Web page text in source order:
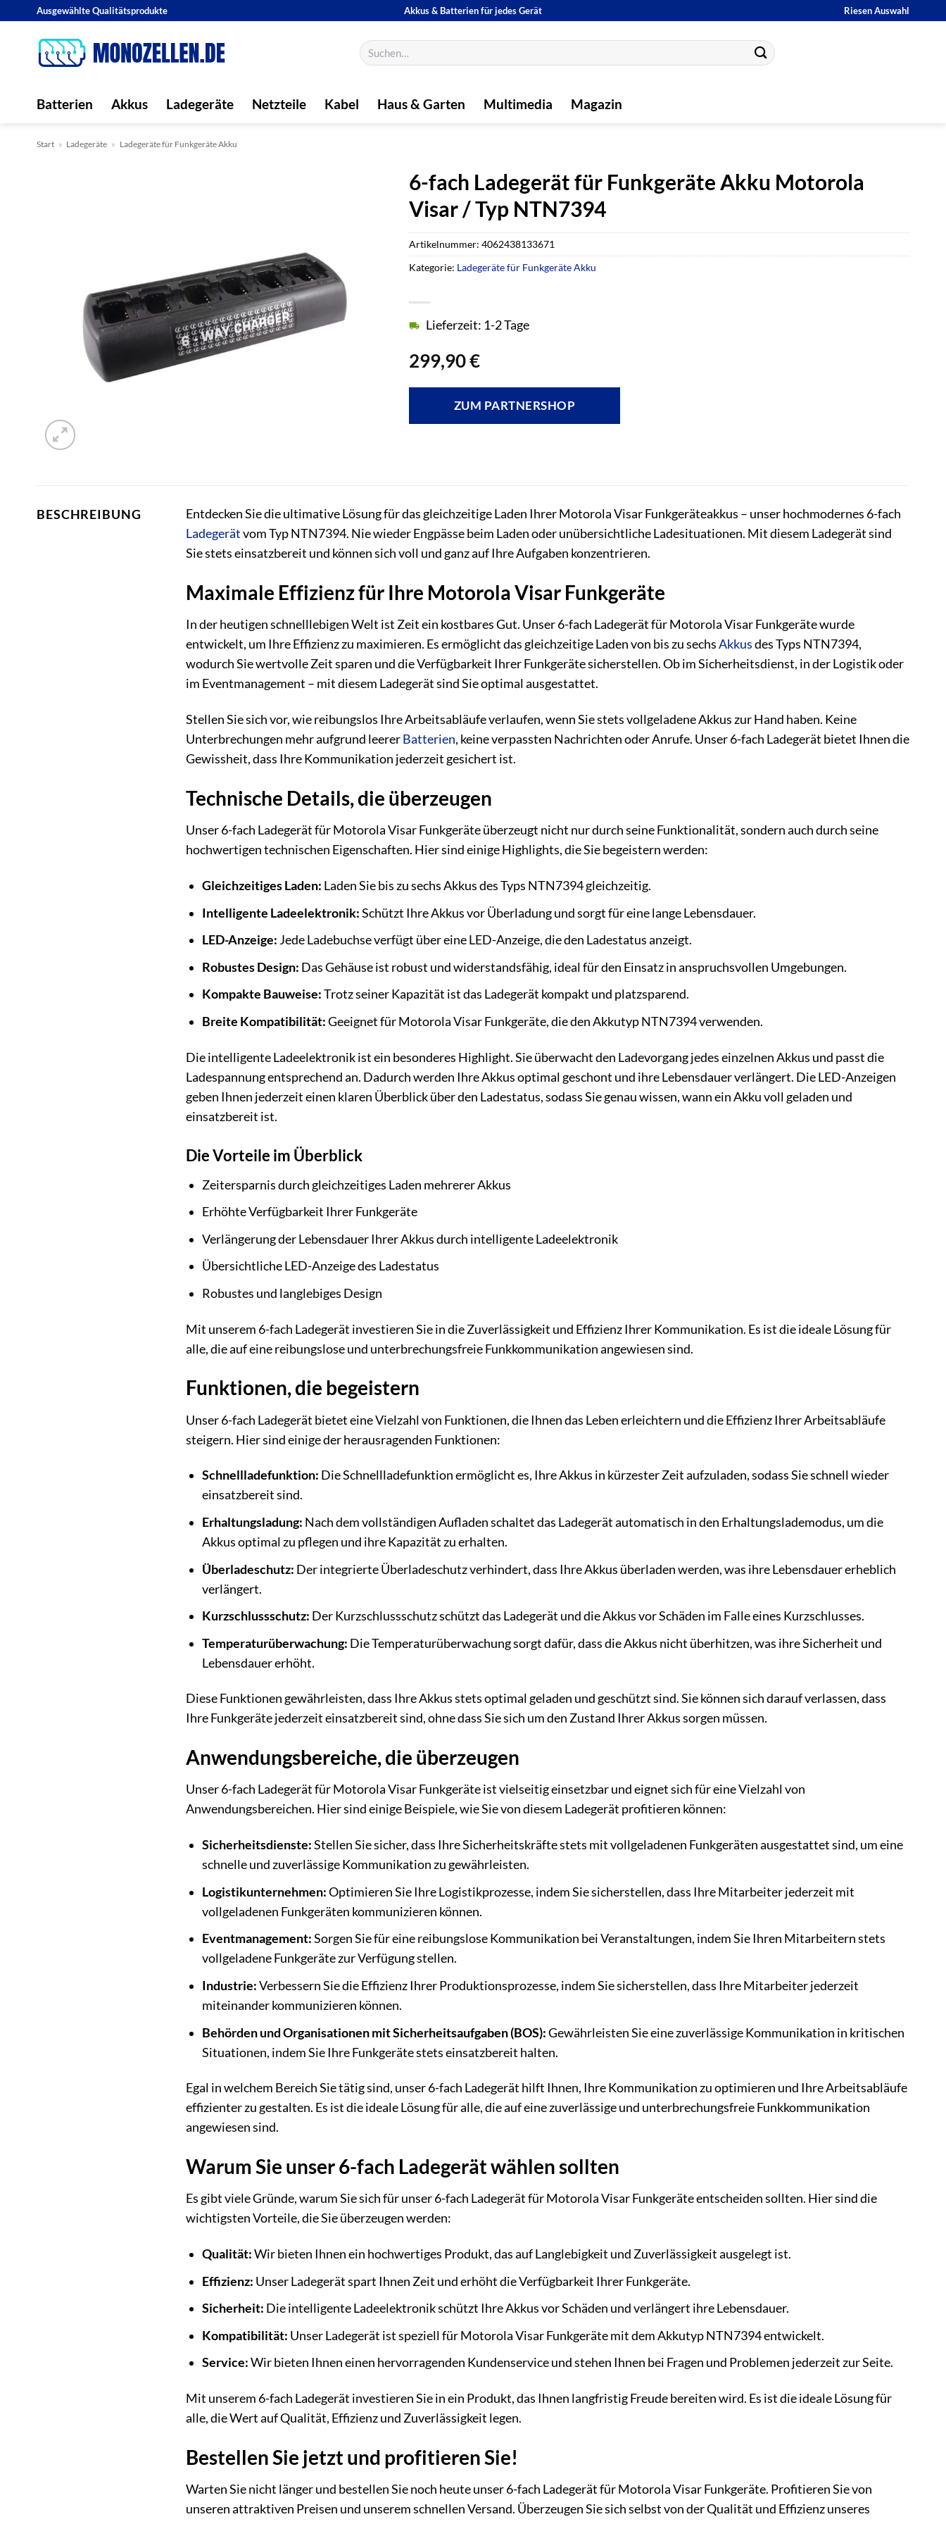
springen
Ausgewählte Qualitätsprodukte Akkus & Batterien für jedes Gerät Riesen Auswahl
Suchen
nach:
Batterien Akkus Ladegeräte Netzteile Kabel Haus & Garten Multimedia Magazin
Start » Ladegeräte » Ladegeräte für Funkgeräte Akku
6-fach Ladegerät für Funkgeräte Akku Motorola
Visar / Typ NTN7394
299,90€
Lieferzeit: 1-2 Tage
ZUM PARTNERSHOP
Artikelnummer:4062438133671
Kategorie: Ladegeräte für Funkgeräte Akku
BESCHREIBUNG
Entdecken Sie die ultimative Lösung für das gleichzeitige Laden Ihrer Motorola Visar Funkgeräteakkus – unser hochmodernes 6-fach
Ladegerätvom Typ NTN7394. Nie wieder Engpässe beim Laden oder unübersichtliche Ladesituationen. Mit diesem Ladegerät sind
Sie stets einsatzbereit und können sich voll und ganz auf Ihre Aufgaben konzentrieren.
Maximale Effizienz für Ihre Motorola Visar Funkgeräte
In der heutigen schnelllebigen Welt ist Zeit ein kostbares Gut. Unser 6-fach Ladegerät für Motorola Visar Funkgeräte wurde
entwickelt, um Ihre Effizienz zu maximieren. Es ermöglicht das gleichzeitige Laden von bis zu sechsAkkusdes Typs NTN7394,
wodurch Sie wertvolle Zeit sparen und die Verfügbarkeit Ihrer Funkgeräte sicherstellen. Ob im Sicherheitsdienst, in der Logistik oder
im Eventmanagement – mit diesem Ladegerät sind Sie optimal ausgestattet.
Stellen Sie sich vor, wie reibungslos Ihre Arbeitsabläufe verlaufen, wenn Sie stets vollgeladene Akkus zur Hand haben. Keine
Unterbrechungen mehr aufgrund leererBatterien, keine verpassten Nachrichten oder Anrufe. Unser 6-fach Ladegerät bietet Ihnen die
Gewissheit, dass Ihre Kommunikation jederzeit gesichert ist.
Technische Details, die überzeugen
Unser 6-fach Ladegerät für Motorola Visar Funkgeräte überzeugt nicht nur durch seine Funktionalität, sondern auch durch seine
hochwertigen technischen Eigenschaften. Hier sind einige Highlights, die Sie begeistern werden:
Gleichzeitiges Laden: Laden Sie bis zu sechs Akkus des Typs NTN7394 gleichzeitig.
Intelligente Ladeelektronik:Schützt Ihre Akkus vor Überladung und sorgt für eine lange Lebensdauer.
LED-Anzeige: Jede Ladebuchse verfügt über eine LED-Anzeige, die den Ladestatus anzeigt.
Robustes Design: Das Gehäuse ist robust und widerstandsfähig, ideal für den Einsatz in anspruchsvollen Umgebungen.
Kompakte Bauweise:Trotz seiner Kapazität ist das Ladegerät kompakt und platzsparend.
Breite Kompatibilität:Geeignet für Motorola Visar Funkgeräte, die den Akkutyp NTN7394 verwenden.
Die intelligente Ladeelektronik ist ein besonderes Highlight. Sie überwacht den Ladevorgang jedes einzelnen Akkus und passt die
Ladespannung entsprechend an. Dadurch werden Ihre Akkus optimal geschont und ihre Lebensdauer verlängert. Die LED-Anzeigen
geben Ihnen jederzeit einen klaren Überblick über den Ladestatus, sodass Sie genau wissen, wann ein Akku voll geladen und
einsatzbereit ist.
Die Vorteile im Überblick
Zeitersparnis durch gleichzeitiges Laden mehrerer Akkus
Erhöhte Verfügbarkeit Ihrer Funkgeräte
Verlängerung der Lebensdauer Ihrer Akkus durch intelligente Ladeelektronik
Übersichtliche LED-Anzeige des Ladestatus
Robustes und langlebiges Design
Mit unserem 6-fach Ladegerät investieren Sie in die Zuverlässigkeit und Effizienz Ihrer Kommunikation. Es ist die ideale Lösung für
alle, die auf eine reibungslose und unterbrechungsfreie Funkkommunikation angewiesen sind.
Funktionen, die begeistern
Unser 6-fach Ladegerät bietet eine Vielzahl von Funktionen, die Ihnen das Leben erleichtern und die Effizienz Ihrer Arbeitsabläufe
steigern. Hier sind einige der herausragenden Funktionen:
Schnellladefunktion: Die Schnellladefunktion ermöglicht es, Ihre Akkus in kürzester Zeit aufzuladen, sodass Sie schnell wieder
einsatzbereit sind.
Erhaltungsladung: Nach dem vollständigen Aufladen schaltet das Ladegerät automatisch in den Erhaltungslademodus, um die
Akkus optimal zu pflegen und ihre Kapazität zu erhalten.
Überladeschutz: Der integrierte Überladeschutz verhindert, dass Ihre Akkus überladen werden, was ihre Lebensdauer erheblich
verlängert.
Kurzschlussschutz: Der Kurzschlussschutz schützt das Ladegerät und die Akkus vor Schäden im Falle eines Kurzschlusses.
Temperaturüberwachung: Die Temperaturüberwachung sorgt dafür, dass die Akkus nicht überhitzen, was ihre Sicherheit und
Lebensdauer erhöht.
Diese Funktionen gewährleisten, dass Ihre Akkus stets optimal geladen und geschützt sind. Sie können sich darauf verlassen, dass
Ihre Funkgeräte jederzeit einsatzbereit sind, ohne dass Sie sich um den Zustand Ihrer Akkus sorgen müssen.
Anwendungsbereiche, die überzeugen
Unser 6-fach Ladegerät für Motorola Visar Funkgeräte ist vielseitig einsetzbar und eignet sich für eine Vielzahl von
Anwendungsbereichen. Hier sind einige Beispiele, wie Sie von diesem Ladegerät profitieren können:
Sicherheitsdienste:Stellen Sie sicher, dass Ihre Sicherheitskräfte stets mit vollgeladenen Funkgeräten ausgestattet sind, um eine
schnelle und zuverlässige Kommunikation zu gewährleisten.
Logistikunternehmen:Optimieren Sie Ihre Logistikprozesse, indem Sie sicherstellen, dass Ihre Mitarbeiter jederzeit mit
vollgeladenen Funkgeräten kommunizieren können.
Eventmanagement:Sorgen Sie für eine reibungslose Kommunikation bei Veranstaltungen, indem Sie Ihren Mitarbeitern stets
vollgeladene Funkgeräte zur Verfügung stellen.
Industrie:Verbessern Sie die Effizienz Ihrer Produktionsprozesse, indem Sie sicherstellen, dass Ihre Mitarbeiter jederzeit
miteinander kommunizieren können.
Behörden und Organisationen mit Sicherheitsaufgaben (BOS):Gewährleisten Sie eine zuverlässige Kommunikation in kritischen
Situationen, indem Sie Ihre Funkgeräte stets einsatzbereit halten.
Egal in welchem Bereich Sie tätig sind, unser 6-fach Ladegerät hilft Ihnen, Ihre Kommunikation zu optimieren und Ihre Arbeitsabläufe
effizienter zu gestalten. Es ist die ideale Lösung für alle, die auf eine zuverlässige und unterbrechungsfreie Funkkommunikation
angewiesen sind.
Warum Sie unser 6-fach Ladegerät wählen sollten
Es gibt viele Gründe, warum Sie sich für unser 6-fach Ladegerät für Motorola Visar Funkgeräte entscheiden sollten. Hier sind die
wichtigsten Vorteile, die Sie überzeugen werden:
Qualität:Wir bieten Ihnen ein hochwertiges Produkt, das auf Langlebigkeit und Zuverlässigkeit ausgelegt ist.
Effizienz: Unser Ladegerät spart Ihnen Zeit und erhöht die Verfügbarkeit Ihrer Funkgeräte.
Sicherheit: Die intelligente Ladeelektronik schützt Ihre Akkus vor Schäden und verlängert ihre Lebensdauer.
Kompatibilität: Unser Ladegerät ist speziell für Motorola Visar Funkgeräte mit dem Akkutyp NTN7394 entwickelt.
Service:Wir bieten Ihnen einen hervorragenden Kundenservice und stehen Ihnen bei Fragen und Problemen jederzeit zur Seite.
Mit unserem 6-fach Ladegerät investieren Sie in ein Produkt, das Ihnen langfristig Freude bereiten wird. Es ist die ideale Lösung für
alle, die Wert auf Qualität, Effizienz und Zuverlässigkeit legen.
Bestellen Sie jetzt und profitieren Sie!
Warten Sie nicht länger und bestellen Sie noch heute unser 6-fach Ladegerät für Motorola Visar Funkgeräte. Profitieren Sie von
unseren attraktiven Preisen und unserem schnellen Versand. Überzeugen Sie sich selbst von der Qualität und Effizienz unseres